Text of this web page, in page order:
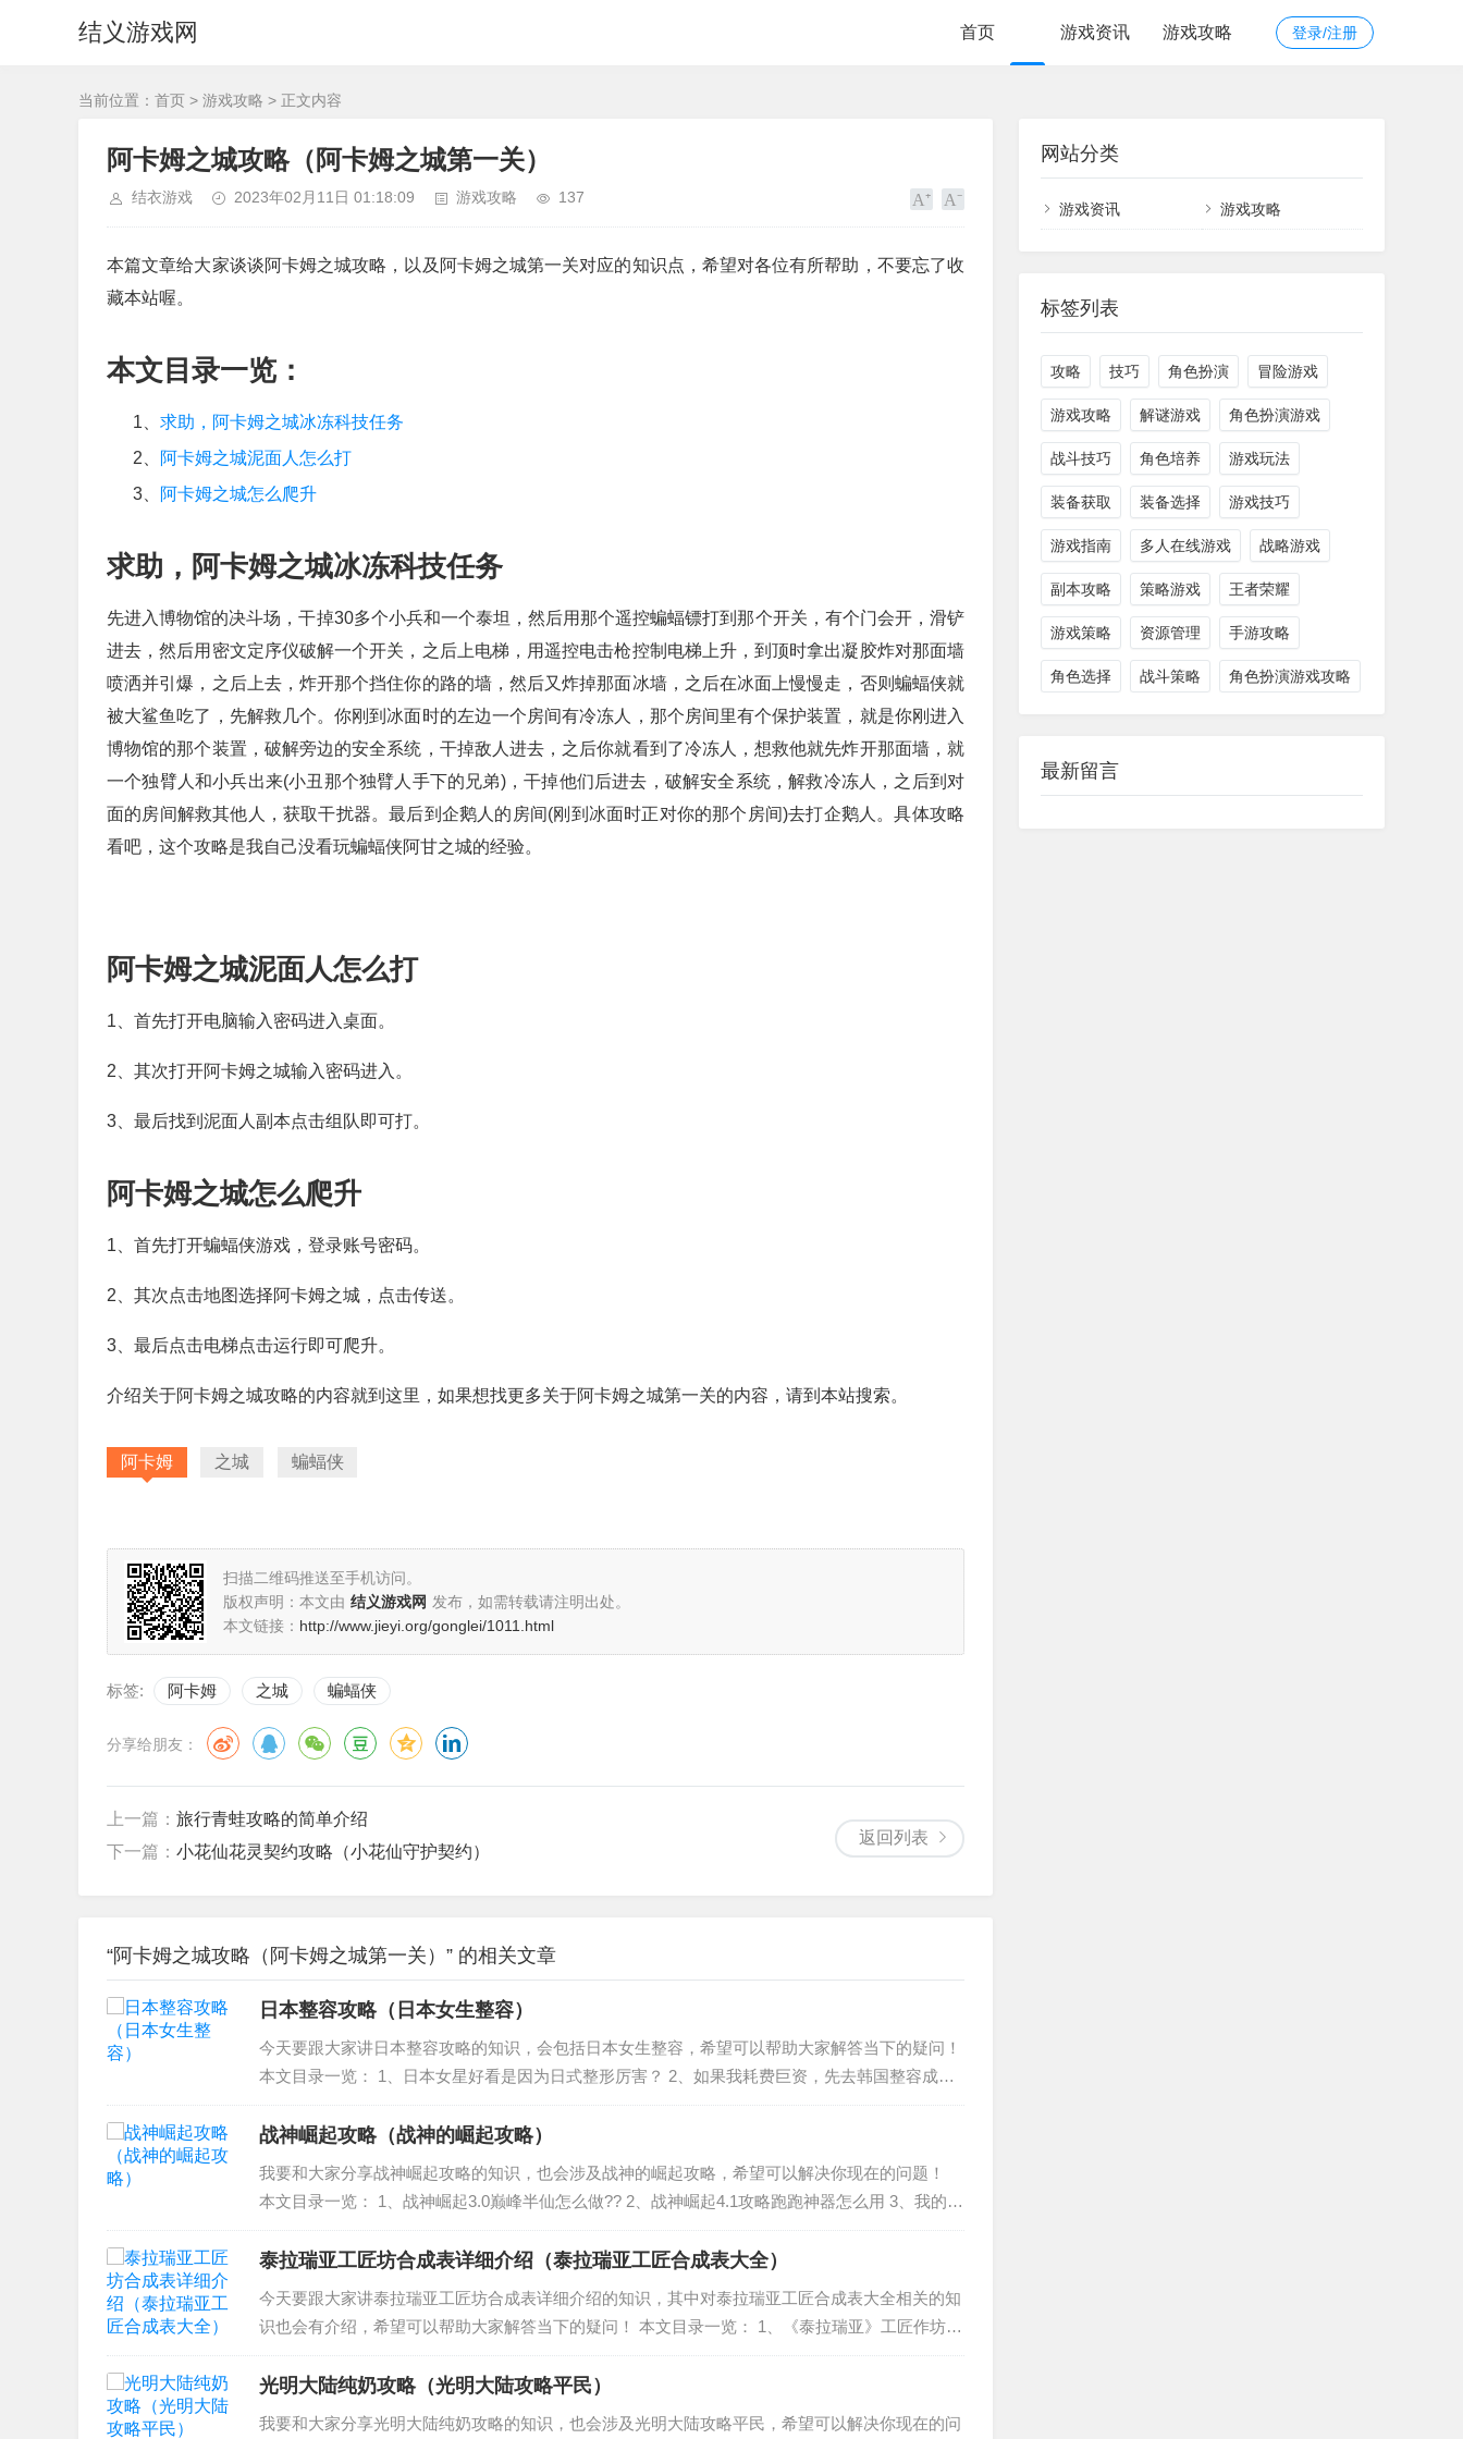
结义游戏网 登录/注册
首页 游戏资讯 游戏攻略
当前位置： 首页 > 游戏攻略 > 正文内容
阿卡姆之城攻略（阿卡姆之城第一关）
结衣游戏 2023年02月11日 01:18:09 游戏攻略 137
本篇文章给大家谈谈阿卡姆之城攻略，以及阿卡姆之城第一关对应的知识点，希望对各位有所帮助，不要忘了收
藏本站喔。
本文目录一览：
1、 求助，阿卡姆之城冰冻科技任务
2、
阿卡姆之城泥面人怎么打
3、
阿卡姆之城怎么爬升
求助，阿卡姆之城冰冻科技任务
先进入博物馆的决斗场，干掉30多个小兵和一个泰坦，然后用那个遥控蝙蝠镖打到那个开关，有个门会开，滑铲
进去，然后用密文定序仪破解一个开关，之后上电梯，用遥控电击枪控制电梯上升，到顶时拿出凝胶炸对那面墙
喷洒并引爆，之后上去，炸开那个挡住你的路的墙，然后又炸掉那面冰墙，之后在冰面上慢慢走，否则蝙蝠侠就
被大鲨鱼吃了，先解救几个。你刚到冰面时的左边一个房间有冷冻人，那个房间里有个保护装置，就是你刚进入
博物馆的那个装置，破解旁边的安全系统，干掉敌人进去，之后你就看到了冷冻人，想救他就先炸开那面墙，就
一个独臂人和小兵出来(小丑那个独臂人手下的兄弟)，干掉他们后进去，破解安全系统，解救冷冻人，之后到对
面的房间解救其他人，获取干扰器。最后到企鹅人的房间(刚到冰面时正对你的那个房间)去打企鹅人。具体攻略
看吧，这个攻略是我自己没看玩蝙蝠侠阿甘之城的经验。
阿卡姆之城泥面人怎么打
1、首先打开电脑输入密码进入桌面。
2、其次打开阿卡姆之城输入密码进入。
3、最后找到泥面人副本点击组队即可打。
阿卡姆之城怎么爬升
1、首先打开蝙蝠侠游戏，登录账号密码。
2、其次点击地图选择阿卡姆之城，点击传送。
3、最后点击电梯点击运行即可爬升。
介绍关于阿卡姆之城攻略的内容就到这里，如果想找更多关于阿卡姆之城第一关的内容，请到本站搜索。
阿卡姆 之城 蝙蝠侠
扫描二维码推送至手机访问。
版权声明：本文由 结义游戏网 发布，如需转载请注明出处。
本文链接： http://www.jieyi.org/gonglei/1011.html
标签: 阿卡姆 之城 蝙蝠侠
分享给朋友：
返回列表
上一篇： 旅行青蛙攻略的简单介绍
下一篇： 小花仙花灵契约攻略（小花仙守护契约）
“阿卡姆之城攻略（阿卡姆之城第一关）” 的相关文章
日本整容攻略（日本女生整容）
今天要跟大家讲日本整容攻略的知识，会包括日本女生整容，希望可以帮助大家解答当下的疑问！
本文目录一览： 1、日本女星好看是因为日式整形厉害？ 2、如果我耗费巨资，先去韩国整容成美
女，然后再去日本、美国和英国吸引无数的男人，这样可以吗？ 3、橙光游戏整容日记攻略 4、这
部讲整容的日本电影...
战神崛起攻略（战神的崛起攻略）
我要和大家分享战神崛起攻略的知识，也会涉及战神的崛起攻略，希望可以解决你现在的问题！
本文目录一览： 1、战神崛起3.0巅峰半仙怎么做?? 2、战神崛起4.1攻略跑跑神器怎么用 3、我的世
界冒险者传说阿瑞斯怎么获得 4、战神的崛起4.1通关攻略 5、求魔兽争霸3冰封王座，战神的崛
起...
泰拉瑞亚工匠坊合成表详细介绍（泰拉瑞亚工匠合成表大全）
今天要跟大家讲泰拉瑞亚工匠坊合成表详细介绍的知识，其中对泰拉瑞亚工匠合成表大全相关的知
识也会有介绍，希望可以帮助大家解答当下的疑问！ 本文目录一览： 1、《泰拉瑞亚》工匠作坊合
成表 2、《泰拉瑞亚》1.4合成表是什么？ 3、泰拉瑞亚远古工作台合成表 玩游戏的时候总是会合成
一些好的东西...
光明大陆纯奶攻略（光明大陆攻略平民）
我要和大家分享光明大陆纯奶攻略的知识，也会涉及光明大陆攻略平民，希望可以解决你现在的问
网站分类
游戏资讯 游戏攻略
标签列表
攻略 技巧 角色扮演 冒险游戏
游戏攻略 解谜游戏 角色扮演游戏
战斗技巧 角色培养 游戏玩法
装备获取 装备选择 游戏技巧
游戏指南 多人在线游戏 战略游戏
副本攻略 策略游戏 王者荣耀
游戏策略 资源管理 手游攻略
角色选择 战斗策略 角色扮演游戏攻略
最新留言